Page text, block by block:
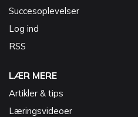
Succesoplevelser
Log ind
RSS
LÆR MERE
Artikler & tips
Læringsvideoer